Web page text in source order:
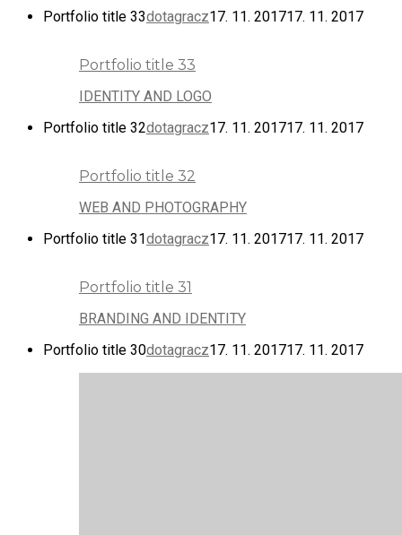
Portfolio title 33dotagracz17. 11. 201717. 11. 2017
Portfolio title 33
IDENTITY AND LOGO
Portfolio title 32dotagracz17. 11. 201717. 11. 2017
Portfolio title 32
WEB AND PHOTOGRAPHY
Portfolio title 31dotagracz17. 11. 201717. 11. 2017
Portfolio title 31
BRANDING AND IDENTITY
Portfolio title 30dotagracz17. 11. 201717. 11. 2017